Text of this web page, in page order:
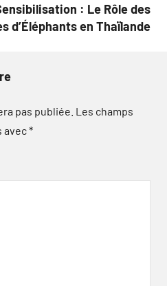
: Le Rôle des
d’Éléphants en Thaïlande
pas publiée. Les champs
avec*